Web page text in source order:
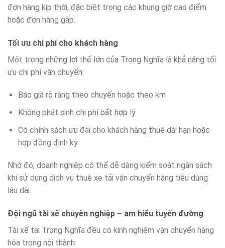
đơn hàng kịp thời, đặc biệt trong các khung giờ cao điểm
hoặc đơn hàng gấp.
Tối ưu chi phí cho khách hàng
Một trong những lợi thế lớn của Trọng Nghĩa là khả năng tối
ưu chi phí vận chuyển:
Báo giá rõ ràng theo chuyến hoặc theo km
Không phát sinh chi phí bất hợp lý
Có chính sách ưu đãi cho khách hàng thuê dài hạn hoặc
hợp đồng định kỳ
Nhờ đó, doanh nghiệp có thể dễ dàng kiểm soát ngân sách
khi sử dụng dịch vụ thuê xe tải vận chuyển hàng tiêu dùng
lâu dài.
Đội ngũ tài xế chuyên nghiệp – am hiểu tuyến đường
Tài xế tại Trọng Nghĩa đều có kinh nghiệm vận chuyển hàng
hóa trong nội thành: